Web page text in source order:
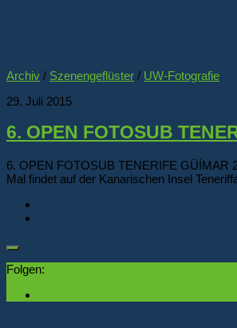
Archiv / Szenengeflüster / UW-Fotografie
29. Juli 2015
6. OPEN FOTOSUB
6. OPEN FOTOSUB TENERIFE GÜÍMAR
Mal findet auf der Kanarischen Insel
Folgen: